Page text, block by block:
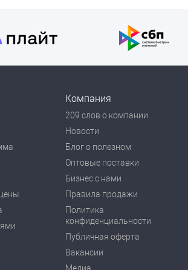
Компания
209 слов о компании
Новости
Блог о полезном
Оптовые поставки
Бизнес с нами
Правила продажи
Политика
конфиденциальности
Публичная оферта
Вакансии